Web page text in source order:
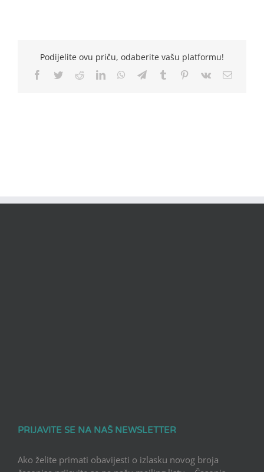
Podijelite ovu priču, odaberite vašu platformu!
Facebook
TwitterRedditLinkedInWhatsApp
TelegramTumblr Pinterest
Vk Email
PRIJAVITE SE NA NAŠ NEWSLETTER
Ako želite primati obavijesti o izlasku novog broja